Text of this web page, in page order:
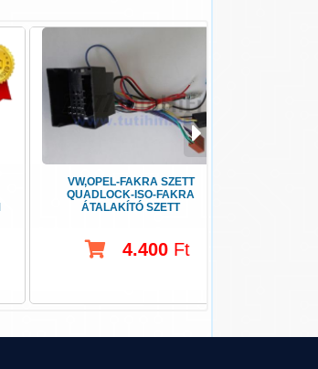
VW,OPEL-FAKRA SZETT
QUADLOCK-ISO-FAKRA
ÁTALAKÍTÓ SZETT
4.400Ft